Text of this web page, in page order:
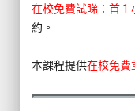
在校免費試睇：首 1
約。
本課程提供在校免費